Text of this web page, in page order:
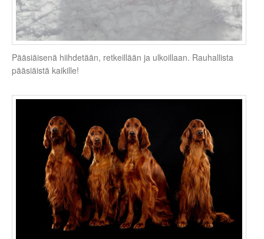
Pääsiäisenä hiihdetään, retkeillään ja ulkoillaan. Rauhallista
pääsiäistä kaikille!